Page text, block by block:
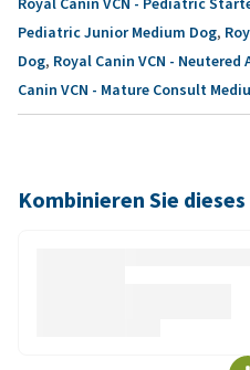
Pediatric Junior Medium Dog,
Dog, Royal Canin VCN -
Canin VCN - Mature Consult
Kombinieren Sie